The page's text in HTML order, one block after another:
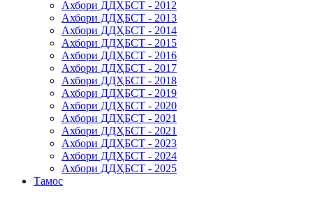
Ахбори ДДҲБСТ - 2012
Ахбори ДДҲБСТ - 2013
Ахбори ДДҲБСТ - 2014
Ахбори ДДҲБСТ - 2015
Ахбори ДДҲБСТ - 2016
Ахбори ДДҲБСТ - 2017
Ахбори ДДҲБСТ - 2018
Ахбори ДДҲБСТ - 2019
Ахбори ДДҲБСТ - 2020
Ахбори ДДҲБСТ - 2021
Ахбори ДДҲБСТ - 2021
Ахбори ДДҲБСТ - 2023
Ахбори ДДҲБСТ - 2024
Ахбори ДДҲБСТ - 2025
Тамос